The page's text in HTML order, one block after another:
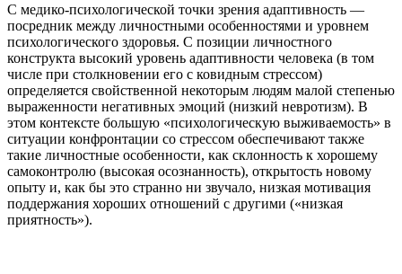
С медико-психологической точки зрения адаптивность —
посредник между личностными особенностями и уровнем
психологического здоровья. С позиции личностного
конструкта высокий уровень адаптивности человека (в том
числе при столкновении его с ковидным стрессом)
определяется свойственной некоторым людям малой степенью
выраженности негативных эмоций (низкий невротизм). В
этом контексте большую «психологическую выживаемость» в
ситуации конфронтации со стрессом обеспечивают также
такие личностные особенности, как склонность к хорошему
самоконтролю (высокая осознанность), открытость новому
опыту и, как бы это странно ни звучало, низкая мотивация
поддержания хороших отношений с другими («низкая
приятность»).